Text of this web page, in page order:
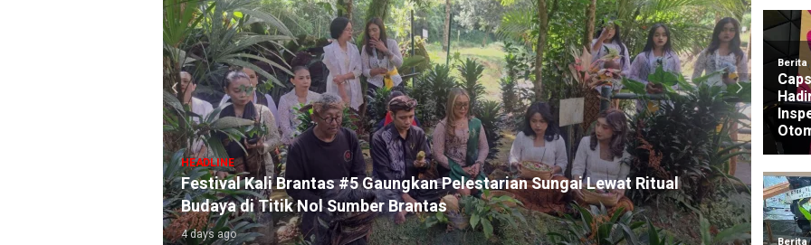
HEADLINE
Festival Kali Brantas #5 Gaungkan Pelestarian Sungai Lewat Ritual
Budaya di Titik Nol Sumber Brantas
4 days ago
2026
10 hours